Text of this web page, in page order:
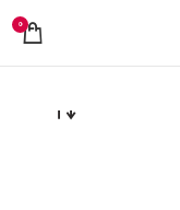
0